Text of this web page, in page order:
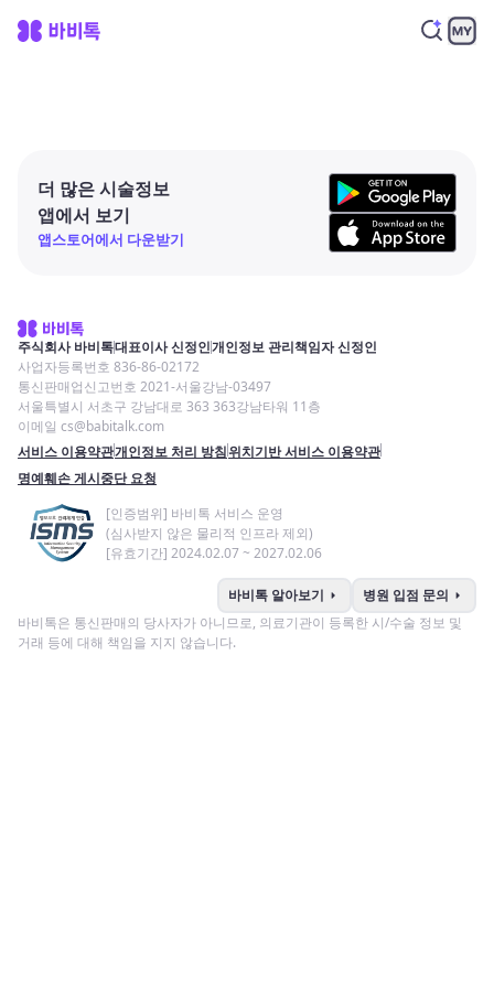
더 많은 시술정보
앱에서 보기
앱스토어에서 다운받기
주식회사 바비톡대표이사 신정인개인정보 관리책임자 신정인
사업자등록번호 836-86-02172
통신판매업신고번호 2021-서울강남-03497
서울특별시 서초구 강남대로 363 363강남타워 11층
이메일 cs@babitalk.com
서비스 이용약관개인정보 처리 방침위치기반 서비스 이용약관
명예훼손 게시중단 요청
[인증범위] 바비톡 서비스 운영
(심사받지 않은 물리적 인프라 제외)
[유효기간] 2024.02.07 ~ 2027.02.06
바비톡 알아보기 arrow_right 병원 입점 문의 arrow_right
바비톡은 통신판매의 당사자가 아니므로, 의료기관이 등록한 시/수술 정보 및
거래 등에 대해 책임을 지지 않습니다.